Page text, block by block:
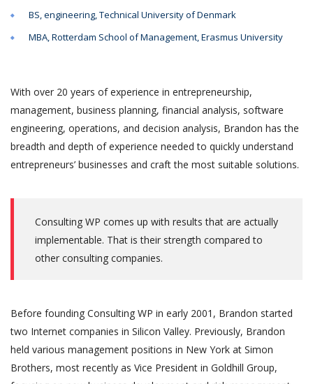
BS, engineering, Technical University of Denmark
MBA, Rotterdam School of Management, Erasmus University
With over 20 years of experience in entrepreneurship,
management, business planning, financial analysis, software
engineering, operations, and decision analysis, Brandon has the
breadth and depth of experience needed to quickly understand
entrepreneurs’ businesses and craft the most suitable solutions.
Consulting WP comes up with results that are actually
implementable. That is their strength compared to
other consulting companies.
Before founding Consulting WP in early 2001, Brandon started
two Internet companies in Silicon Valley. Previously, Brandon
held various management positions in New York at Simon
Brothers, most recently as Vice President in Goldhill Group,